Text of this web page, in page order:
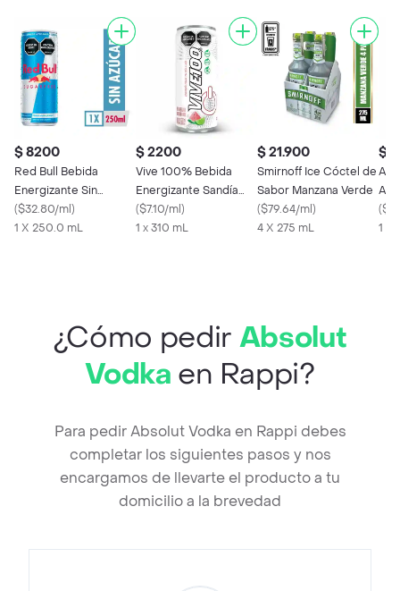
$ 8200
Red Bull Bebida
Energizante Sin
Azúcar 250 ml
($32.80/ml)
1 X 250.0 mL
$ 2200
Vive 100% Bebida
Energizante Sandía
Limón
($7.10/ml)
1 x 310 mL
$ 21.900
Smirnoff Ice Cóctel de
Sabor Manzana Verde
($79.64/ml)
4 X 275 mL
$
(
1 X
¿Cómo pedir Absolut
Vodka en Rappi?
Para pedir Absolut Vodka en Rappi debes
completar los siguientes pasos y nos
encargamos de llevarte el producto a tu
domicilio a la brevedad